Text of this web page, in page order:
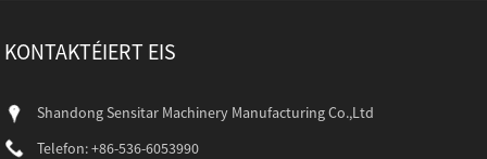
KONTAKTÉIERT EIS
Shandong Sensitar Machinery Manufacturing Co.,Ltd
Telefon: +86-536-6053990